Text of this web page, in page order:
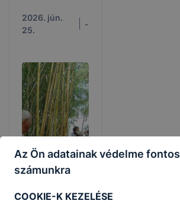
2026. jún.
25.
-
Az Ön adatainak védelme fontos
számunkra
COOKIE-K KEZELÉSE